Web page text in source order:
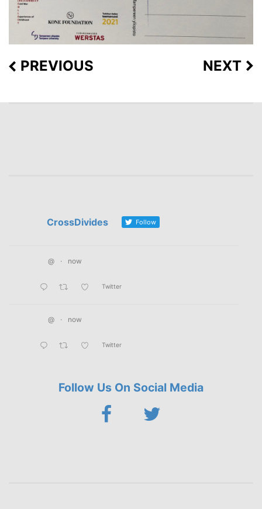
PREVIOUS NEXT
CrossDivides Follow
@ · now
Twitter
@ · now
Twitter
Follow Us On Social Media